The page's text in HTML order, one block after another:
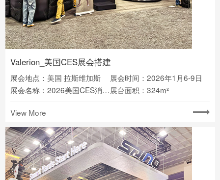
Valerion_美国CES展会搭建
展会地点：美国 拉斯维加斯
展会时间：2026年1月6-9日
展会名称：2026美国CES消费电子展展台面积：324m²
View More